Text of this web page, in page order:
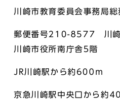
川崎市教育委員会事務局
郵便番号210-8577 川
川崎市役所南庁舎5階
JR川崎駅から約600m
京急川崎駅中央口から約